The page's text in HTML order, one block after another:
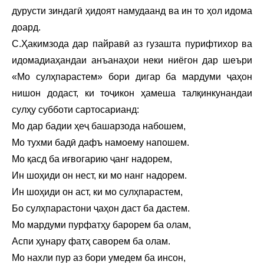
дурусти зиндагӣ ҳидоят намудаанд ва ин то ҳол идома
доард.
С.Ҳакимзода дар пайравӣ аз гузашта пурифтихор ва
идомадиаҳандаи анъанаҳои неки ниёгон дар шеъри
«Мо сулҳпарастем» бори дигар ба мардуми ҷаҳон
нишон додаст, ки тоҷикон ҳамеша талқинкунандаи
сулҳу субботи сартосарианд:
Мо дар бадии ҳеҷ башарзода набошем,
Мо тухми бадӣ дафъ намоему напошем.
Мо қасд ба иғвогарию ҷанг надорем,
Ин шоҳиди он нест, ки мо нанг надорем.
Ин шоҳиди он аст, ки мо сулҳпарастем,
Бо сулҳпарастони ҷаҳон даст ба дастем.
Мо мардуми пурфатҳу барорем ба олам,
Аспи ҳунару фатҳ саворем ба олам.
Мо нахли пур аз бори умедем ба инсон,